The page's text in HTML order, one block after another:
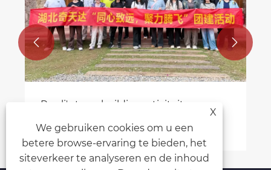
Runli's teambuildingactiviteiten
Bekijk meer >>
 
X
We gebruiken cookies om u een
betere browse-ervaring te bieden, het
siteverkeer te analyseren en de inhoud